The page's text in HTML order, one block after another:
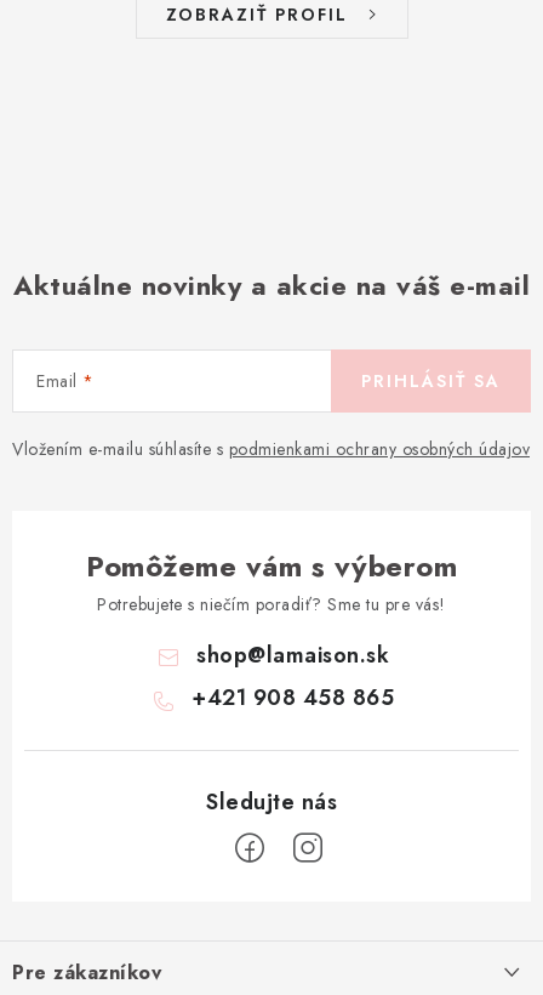
ZOBRAZIŤ PROFIL
Aktuálne novinky a akcie na váš e-mail
Email
Vložením e-mailu súhlasíte s podmienkami ochrany osobných údajov
PRIHLÁSIŤ SA
Pomôžeme vám s výberom
Potrebujete s niečím poradiť? Sme tu pre vás!
shop@lamaison.sk
+421 908 458 865
pPre zákazníkov